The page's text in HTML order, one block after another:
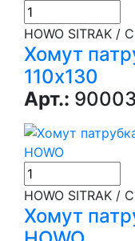
HOWO SITRAK /
Хомут
110х130
Арт.:
HOWO SITRAK /
Хомут